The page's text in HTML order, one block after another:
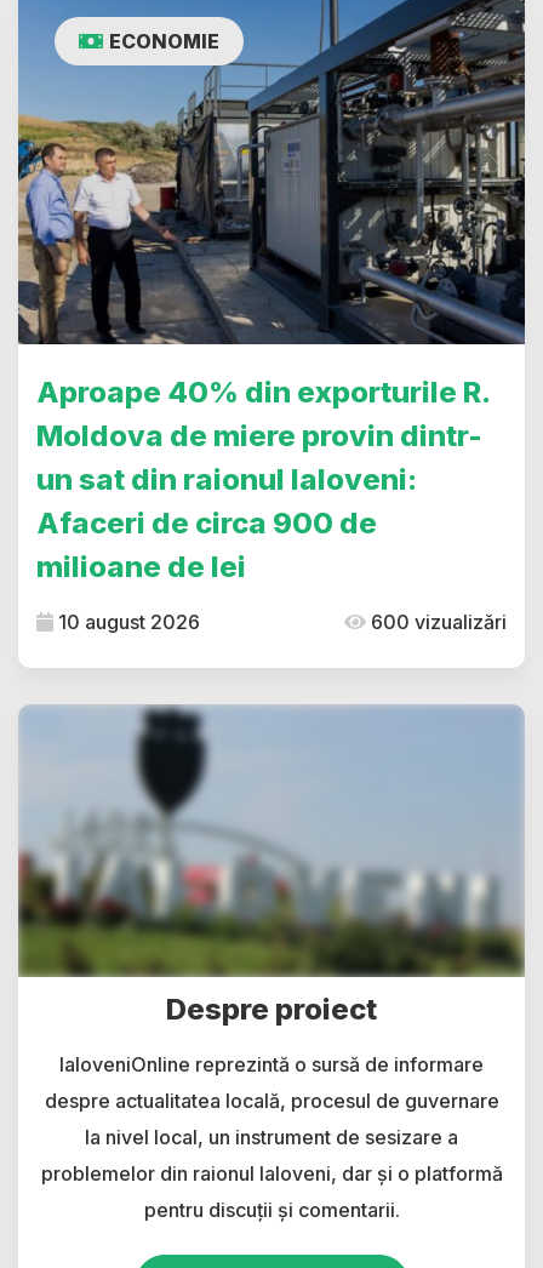
ECONOMIE
Aproape 40% din exporturile R.
Moldova de miere provin dintr-
un sat din raionul Ialoveni:
Afaceri de circa 900 de
milioane de lei
10 august 2026 600 vizualizări
Despre proiect
IaloveniOnline reprezintă o sursă de informare
despre actualitatea locală, procesul de guvernare
la nivel local, un instrument de sesizare a
problemelor din raionul Ialoveni, dar și o platformă
pentru discuții și comentarii.